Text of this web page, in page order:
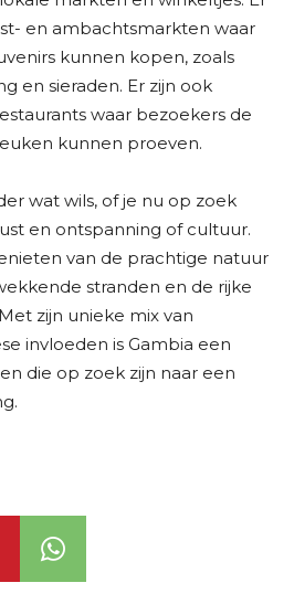
en ambachtsmarkten waar
kunnen kopen, zoals
en sieraden. Er zijn ook
waar bezoekers de
kunnen proeven.
wat wils, of je nu op zoek
en ontspanning of cultuur.
van de prachtige natuur
stranden en de rijke
zijn unieke mix van
invloeden is Gambia een
die op zoek zijn naar een